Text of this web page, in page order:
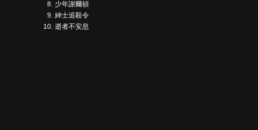
少年謝爾頓
紳士追殺令
逝者不安息